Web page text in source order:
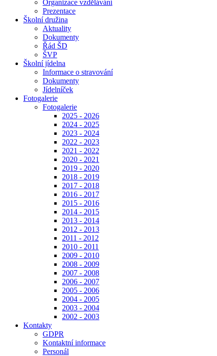
Organizace vzdělávání
Prezentace
Školní družina
Aktuality
Dokumenty
Řád ŠD
ŠVP
Školní jídelna
Informace o stravování
Dokumenty
Jídelníček
Fotogalerie
Fotogalerie
2025 - 2026
2024 - 2025
2023 - 2024
2022 - 2023
2021 - 2022
2020 - 2021
2019 - 2020
2018 - 2019
2017 - 2018
2016 - 2017
2015 - 2016
2014 - 2015
2013 - 2014
2012 - 2013
2011 - 2012
2010 - 2011
2009 - 2010
2008 - 2009
2007 - 2008
2006 - 2007
2005 - 2006
2004 - 2005
2003 - 2004
2002 - 2003
Kontakty
GDPR
Kontaktní informace
Personál